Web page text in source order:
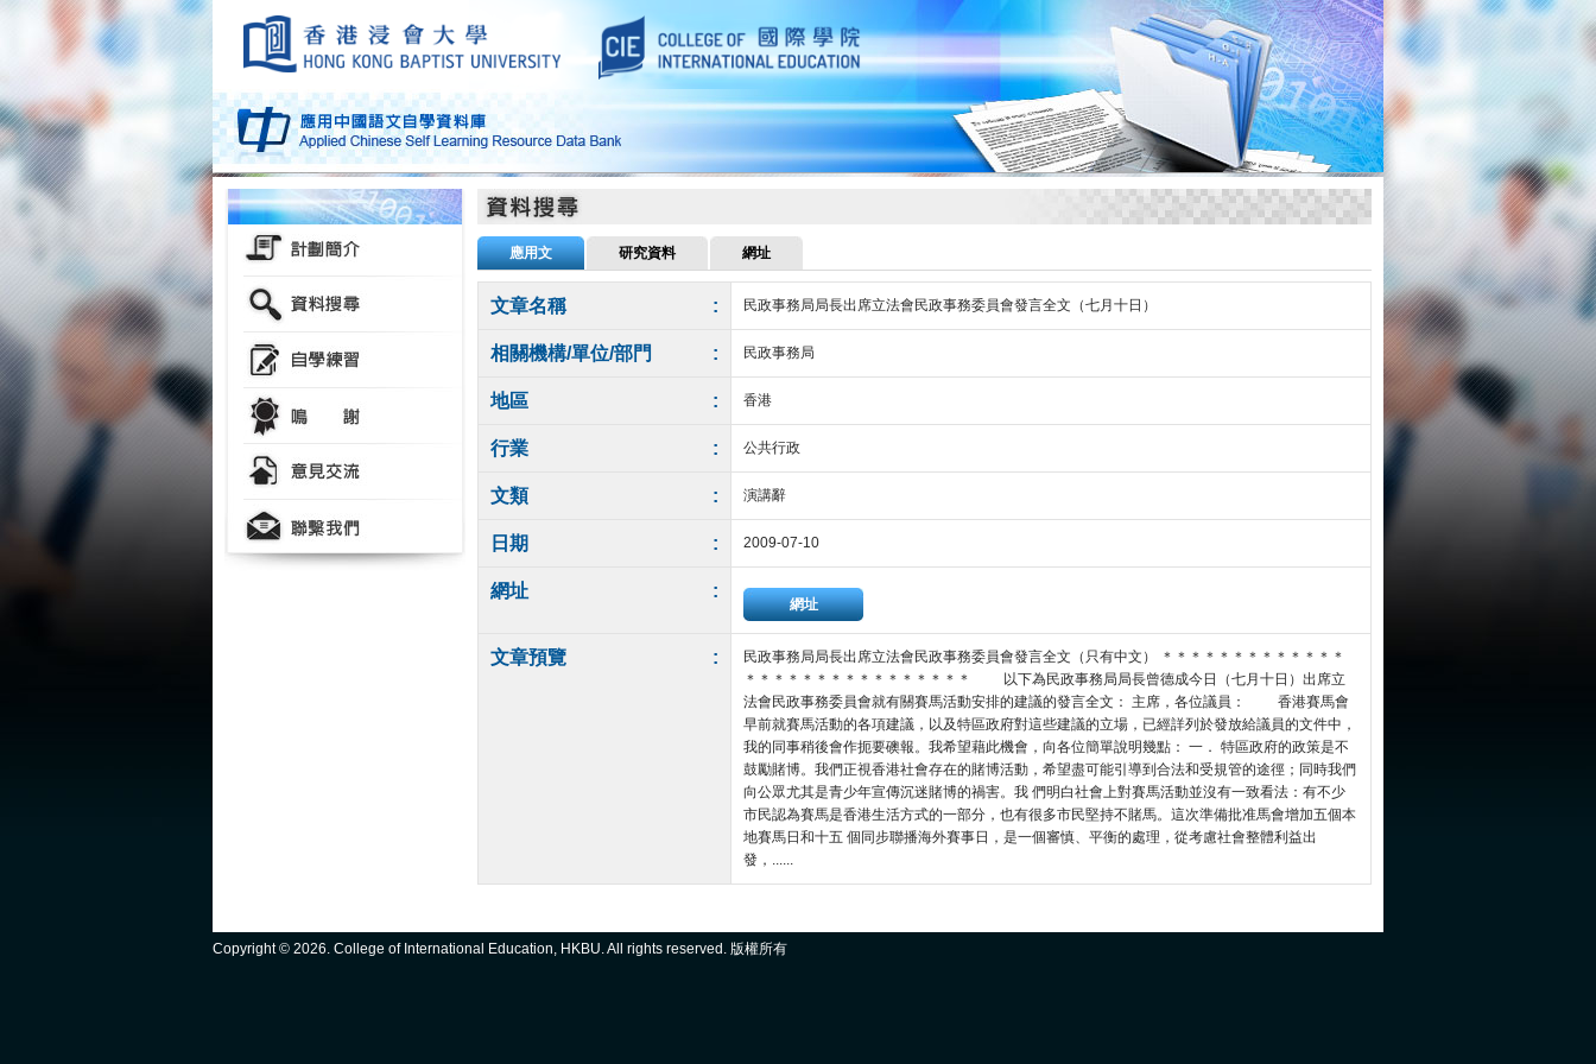
應用文 研究資料 網址
文章名稱 : 民政事務局局長出席立法會民政事務委員會發言全文（七月十日）
相關機構/單位/部門 : 民政事務局
地區 : 香港
行業 : 公共行政
文類 : 演講辭
日期 : 2009-07-10
網址 :
網址
文章預覽 :
民政事務局局長出席立法會民政事務委員會發言全文（只有中文） ＊＊＊＊＊＊＊＊＊＊＊＊＊
＊＊＊＊＊＊＊＊＊＊＊＊＊＊＊＊ 以下為民政事務局局長曾德成今日（七月十日）出席立
法會民政事務委員會就有關賽馬活動安排的建議的發言全文： 主席，各位議員： 香港賽馬會
早前就賽馬活動的各項建議，以及特區政府對這些建議的立場，已經詳列於發放給議員的文件中，
我的同事稍後會作扼要礇報。我希望藉此機會，向各位簡單說明幾點： 一． 特區政府的政策是不
鼓勵賭博。我們正視香港社會存在的賭博活動，希望盡可能引導到合法和受規管的途徑；同時我們
向公眾尤其是青少年宣傳沉迷賭博的禍害。我 們明白社會上對賽馬活動並沒有一致看法：有不少
市民認為賽馬是香港生活方式的一部分，也有很多市民堅持不賭馬。這次準備批准馬會增加五個本
地賽馬日和十五 個同步聯播海外賽事日，是一個審慎、平衡的處理，從考慮社會整體利益出
發，......
Copyright © 2026. College of International Education, HKBU. All rights reserved. 版權所有